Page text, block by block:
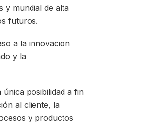
y mundial de alta
futuros.
a la innovación
y la
posibilidad a fin
al cliente, la
y productos